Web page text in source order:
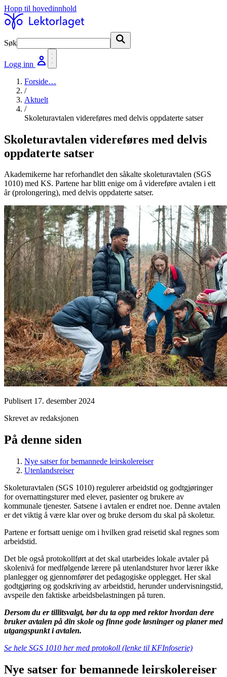
Hopp til hovedinnhold
Søk
Logg inn
Forside…
/
Aktuelt
/
Skoleturavtalen videreføres med delvis oppdaterte satser
Skoleturavtalen videreføres med delvis
oppdaterte satser
Akademikerne har reforhandlet den såkalte skoleturavtalen (SGS
1010) med KS. Partene har blitt enige om å videreføre avtalen i ett
år (prolongering), med delvis oppdaterte satser.
Publisert 17. desember 2024
Skrevet av redaksjonen
På denne siden
Nye satser for bemannede leirskolereiser
Utenlandsreiser
Skoleturavtalen (SGS 1010) regulerer arbeidstid og godtgjøringer
for overnattingsturer med elever, pasienter og brukere av
kommunale tjenester. Satsene i avtalen er endret noe. Denne avtalen
er det viktig å være klar over og bruke dersom du skal på skoletur.
Partene er fortsatt uenige om i hvilken grad reisetid skal regnes som
arbeidstid.
Det ble også protokollført at det skal utarbeides lokale avtaler på
skolenivå for medfølgende lærere på utenlandsturer hvor lærer ikke
planlegger og gjennomfører det pedagogiske opplegget. Her skal
godtgjøring og godskriving av arbeidstid, herunder undervisningstid,
avspeile den faktiske arbeidsbelastningen på turen.
Dersom du er tillitsvalgt, bør du ta opp med rektor hvordan dere
bruker avtalen på din skole og finne gode løsninger og planer med
utgangspunkt i avtalen.
Se hele SGS 1010 her med protokoll (lenke til KFInfoserie)
Nye satser for bemannede leirskolereiser